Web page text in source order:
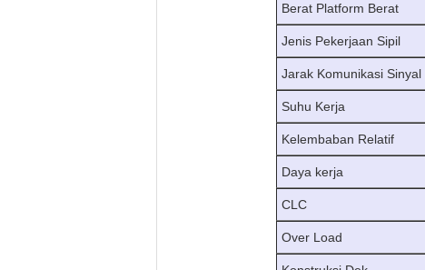
Berat Platform Berat
Jenis Pekerjaan Sipil
Jarak Komunikasi Sinyal
Suhu Kerja
Kelembaban Relatif
Daya kerja
CLC
Over Load